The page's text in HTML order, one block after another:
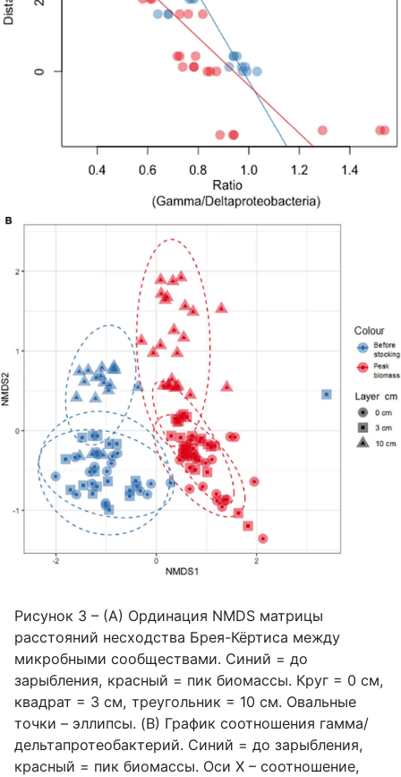
Рисунок 3 – (A) Ординация NMDS матрицы
расстояний несходства Брея-Кёртиса между
микробными сообществами. Синий = до
зарыбления, красный = пик биомассы. Круг = 0 см,
квадрат = 3 см, треугольник = 10 см. Овальные
точки – эллипсы. (B) График соотношения гамма/
дельтапротеобактерий. Синий = до зарыбления,
красный = пик биомассы. Оси X – соотношение,